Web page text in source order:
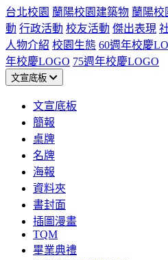
台北校園 蘭陽校園建築物 蘭陽校
動 行政活動 校友活動 傑出表現
人物介紹 校園生態 60週年校慶
年校慶LOGO 75週年校慶LOGO
文宣底板
文宣底板
簡報
桌牌
名牌
海報
資料夾
書封面
插圖漫畫
TQM
畢業典禮